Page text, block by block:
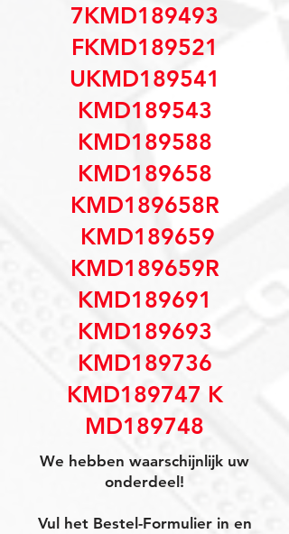
7KMD189493
FKMD189521
UKMD189541
KMD189543
KMD189588
KMD189658
KMD189658R
KMD189659
KMD189659R
KMD189691
KMD189693
KMD189736
KMD189747 K
MD189748
We hebben waarschijnlijk uw
onderdeel!
Vul het Bestel-Formulier in en